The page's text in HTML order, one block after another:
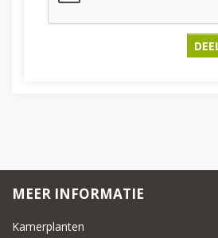
MEER INFORMATIE
Kamerplanten